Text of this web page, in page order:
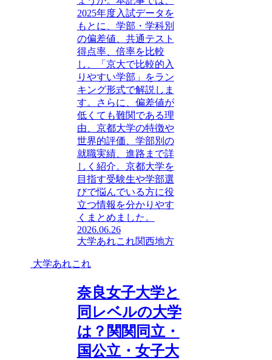
2025年度入試データを
もとに、学部・学科別
の偏差値、共通テスト
得点率、倍率を比較
し、「京大で比較的入
りやすい学部」をラン
キング形式で解説しま
す。さらに、偏差値が
低くても難関である理
由、京都大学の特徴や
世界的評価、学部別の
就職実績、進路まで詳
しく紹介。京都大学を
目指す受験生や学部選
びで悩んでいる方に役
立つ情報を分かりやす
くまとめました。
2026.06.26
大学あれこれ関西地方
大学あれこれ
奈良女子大学と
同レベルの大学
は？関関同立・
国公立・女子大